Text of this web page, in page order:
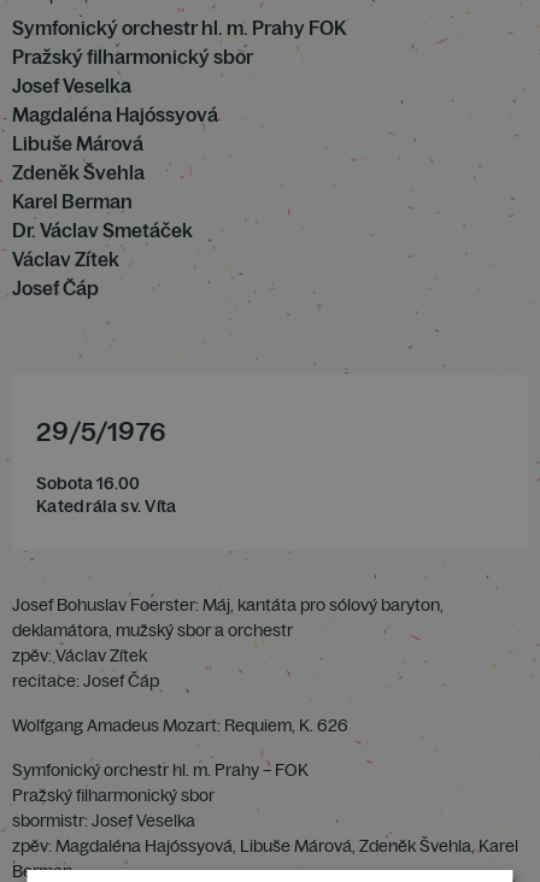
Symfonický orchestr hl. m. Prahy FOK
Pražský filharmonický sbor
Josef Veselka
Magdaléna Hajóssyová
Libuše Márová
Zdeněk Švehla
Karel Berman
Dr. Václav Smetáček
Václav Zítek
Josef Čáp
29/5/1976
Sobota 16.00
Katedrála sv. Víta
Josef Bohuslav Foerster: Máj, kantáta pro sólový baryton,
deklamátora, mužský sbor a orchestr
zpěv: Václav Zítek
recitace: Josef Čáp
Wolfgang Amadeus Mozart: Requiem, K. 626
Symfonický orchestr hl. m. Prahy – FOK
Pražský filharmonický sbor
sbormistr: Josef Veselka
zpěv: Magdaléna Hajóssyová, Libuše Márová, Zdeněk Švehla, Karel
Berman